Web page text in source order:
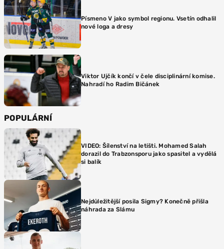
Písmeno V jako symbol regionu. Vsetín odhalil
nové loga a dresy
Viktor Ujčík končí v čele disciplinární komise.
Nahradí ho Radim Bičánek
POPULÁRNÍ
VIDEO: Šílenství na letišti. Mohamed Salah
dorazil do Trabzonsporu jako spasitel a vydělá
si balík
Nejdůležitější posila Sigmy? Konečně přišla
náhrada za Slámu